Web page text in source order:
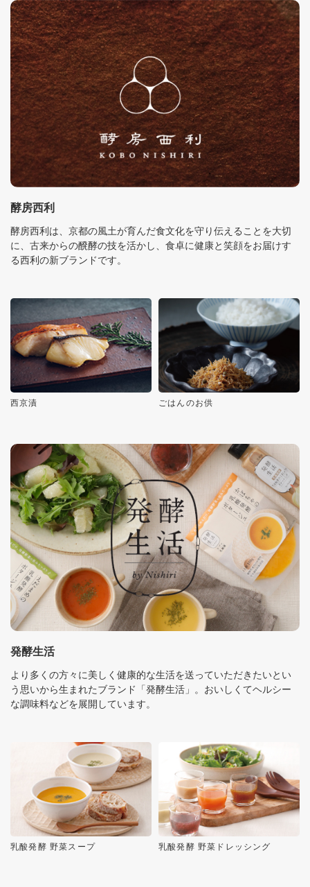
酵房西利
酵房西利は、京都の風土が育んだ食文化を守り伝えることを大切
に、古来からの醗酵の技を活かし、食卓に健康と笑顔をお届けす
る西利の新ブランドです。
西京漬 ごはんのお供
発酵生活
より多くの方々に美しく健康的な生活を送っていただきたいとい
う思いから生まれたブランド「発酵生活」。おいしくてヘルシー
な調味料などを展開しています。
乳酸発酵 野菜スープ 乳酸発酵 野菜ドレッシング